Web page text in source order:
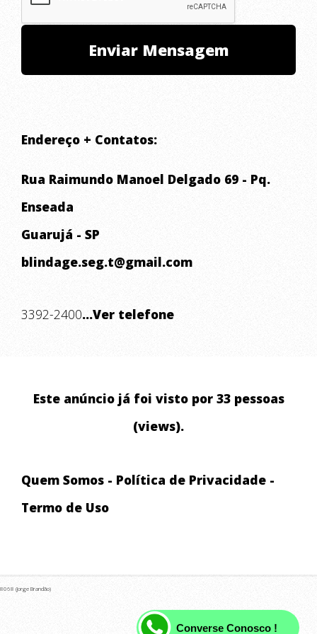
Endereço + Contatos:
Rua Raimundo Manoel Delgado 69 - Pq.
Enseada
Guarujá - SP
blindage.seg.t@gmail.com
3392-2400...Ver telefone
Este anúncio já foi visto por 33 pessoas
(views).
Quem Somos - Política de Privacidade -
Termo de Uso
8068 (Jorge Brandão)